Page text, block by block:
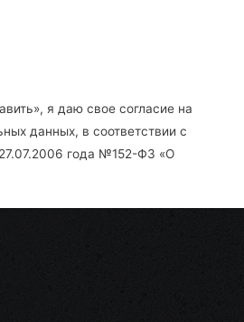
я даю свое согласие на
данных, в соответствии с
года №152-Ф3 «О